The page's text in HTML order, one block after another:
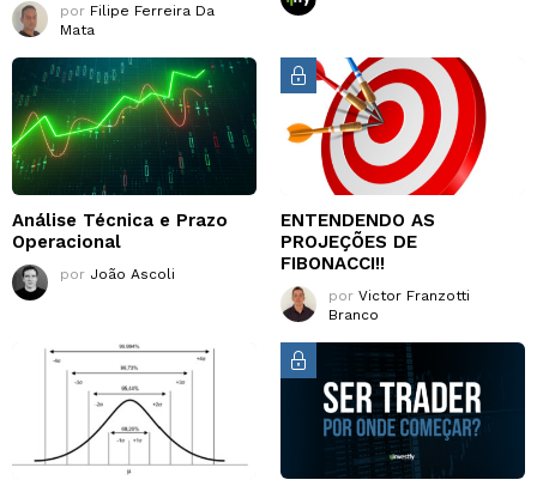
por Filipe Ferreira Da
Mata
Análise Técnica e Prazo
Operacional
por João Ascoli
ENTENDENDO AS
PROJEÇÕES DE
FIBONACCI!!
por Victor Franzotti
Branco